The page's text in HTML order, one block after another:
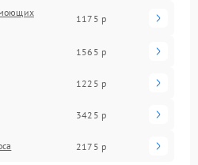
моющих
1175 р
1565 р
1225 р
3425 р
2175 р